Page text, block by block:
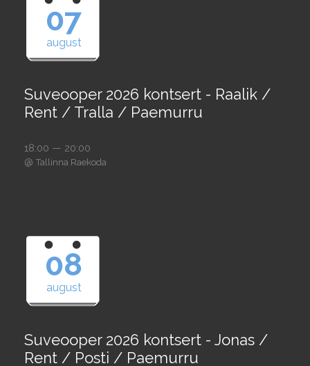
07
august
Suveooper 2026 kontsert - Raalik /
Rent / Tralla / Paemurru
18:00 — 20:00
@ Tallinna Raekoda
08
august
Suveooper 2026 kontsert - Jonas /
Rent / Posti / Paemurru